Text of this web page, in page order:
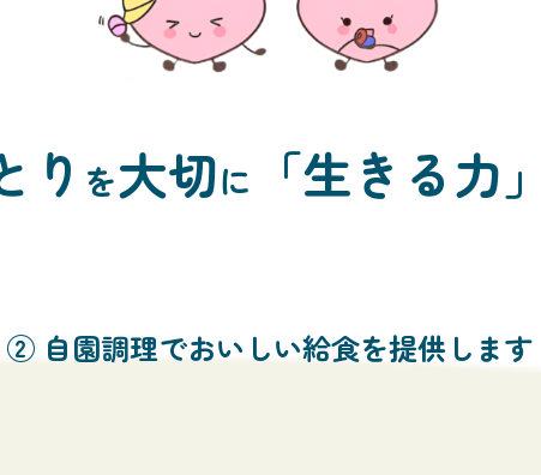
り を大切に 「生きる力」
児保育による保護者の就労支援をします